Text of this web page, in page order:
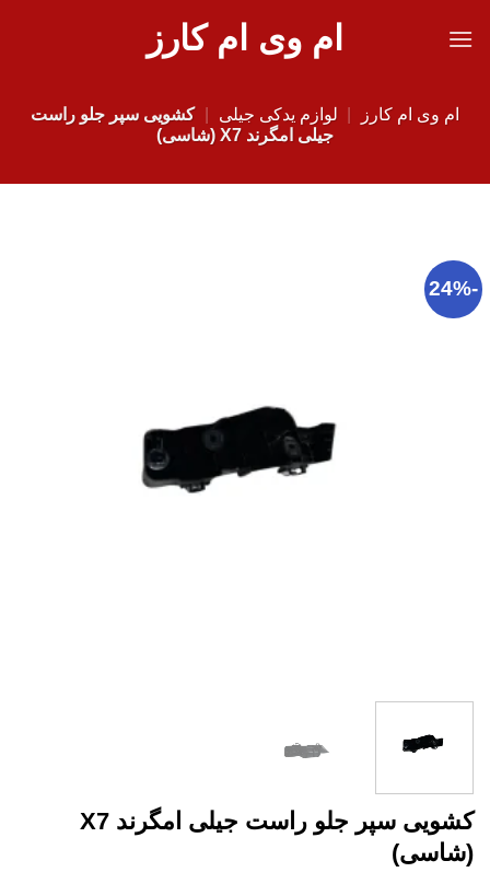
ام وی ام کارز
ام وی ام کارز لوازم یدکی جیلی
کشویی سپر جلو راست
جیلی امگرند X7 (شاسی)
-24%
کشویی سپر جلو راست جیلی امگرند X7
(شاسی)